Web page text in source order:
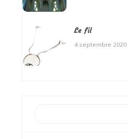
Le fil
4 septembre 2020